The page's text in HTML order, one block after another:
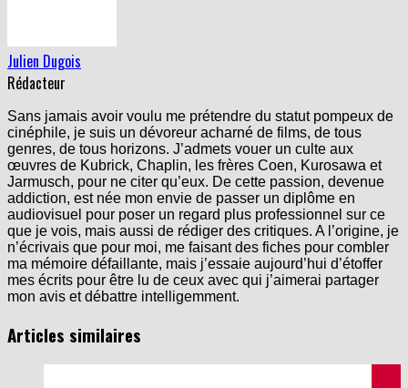
Julien Dugois
Rédacteur
Sans jamais avoir voulu me prétendre du statut pompeux de
cinéphile, je suis un dévoreur acharné de films, de tous
genres, de tous horizons. J’admets vouer un culte aux
œuvres de Kubrick, Chaplin, les frères Coen, Kurosawa et
Jarmusch, pour ne citer qu’eux. De cette passion, devenue
addiction, est née mon envie de passer un diplôme en
audiovisuel pour poser un regard plus professionnel sur ce
que je vois, mais aussi de rédiger des critiques. A l’origine, je
n’écrivais que pour moi, me faisant des fiches pour combler
ma mémoire défaillante, mais j’essaie aujourd’hui d’étoffer
mes écrits pour être lu de ceux avec qui j’aimerai partager
mon avis et débattre intelligemment.
Articles similaires